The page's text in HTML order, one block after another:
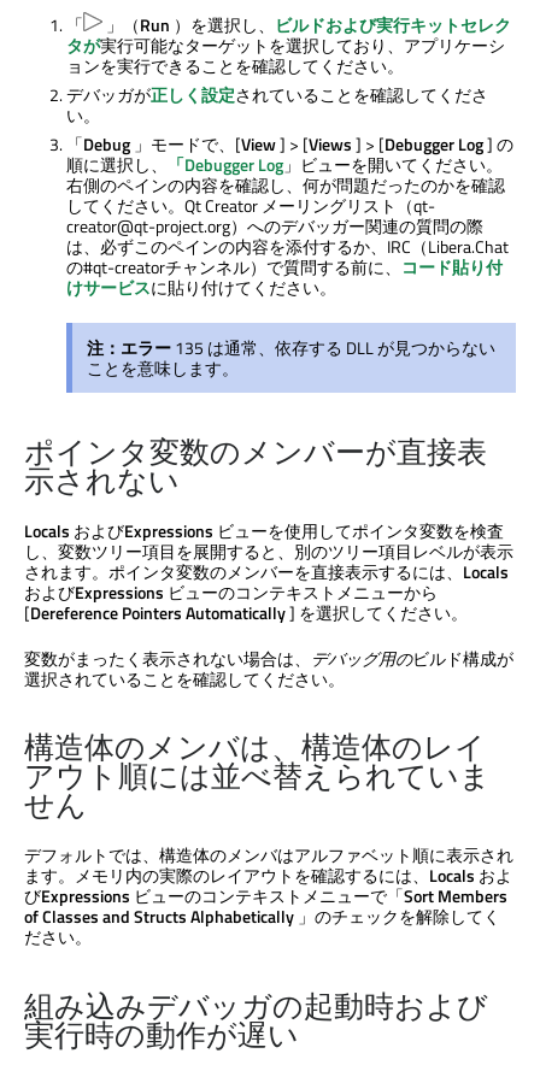
「
」（Run ）を選択し、 ビルドおよび実行キットセレク
タが実行可能なターゲットを選択しており、アプリケーシ
ョンを実行できることを確認してください。
デバッガが正しく設定されていることを確認してくださ
い。
「Debug 」モードで、[View] > [Views] > [Debugger Log] の
順に選択し、
「Debugger Log 」ビューを開いてください。
右側のペインの内容を確認し、何が問題だったのかを確認
してください。 Qt Creator メーリングリスト（qt-
creator@qt-project.org）へのデバッガー関連の質問の際
は、必ずこのペインの内容を添付するか、IRC（Libera.Chat
の#qt-creatorチャンネル）で質問する前に、 コード貼り付
けサービスに貼り付けてください。
注：エラー135 は通常、依存する DLL が見つからない
ことを意味します。
ポインタ変数のメンバーが直接表
示されない
Locals およびExpressions ビューを使用してポインタ変数を検査
し、変数ツリー項目を展開すると、別のツリー項目レベルが表示
されます。ポインタ変数のメンバーを直接表示するには、 Locals
およびExpressions ビューのコンテキストメニューから
[Dereference Pointers Automatically] を選択してください。
変数がまったく表示されない場合は、 デバッグ用のビルド構成が
選択されていることを確認してください。
構造体のメンバは、構造体のレイ
アウト順には並べ替えられていま
せん
デフォルトでは、構造体のメンバはアルファベット順に表示され
ます。メモリ内の実際のレイアウトを確認するには、 Locals およ
びExpressions ビューのコンテキストメニューで「Sort Members
of Classes and Structs Alphabetically」のチェックを解除してく
ださい。
組み込みデバッガの起動時および
実行時の動作が遅い